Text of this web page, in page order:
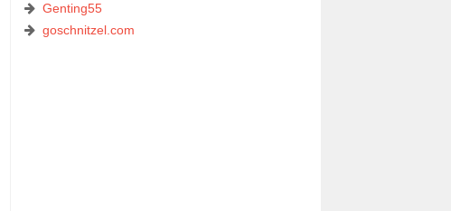
Genting55
goschnitzel.com